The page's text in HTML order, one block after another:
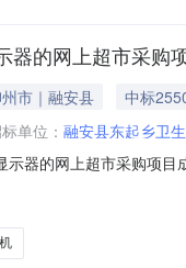
器的网上超市采购
市｜融安县
中标
单位： 融安县东起乡卫
示器的网上超市采购项
序号采购计划文号信